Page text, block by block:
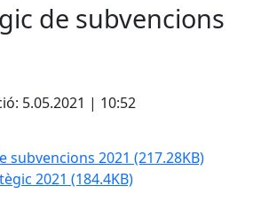
de subvencions
5.05.2021 | 10:52
subvencions 2021 (217.28KB)
2021 (184.4KB)